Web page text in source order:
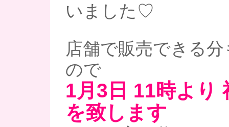
いました♡
店舗で販売できる
ので
1月3日 11時より
を致します